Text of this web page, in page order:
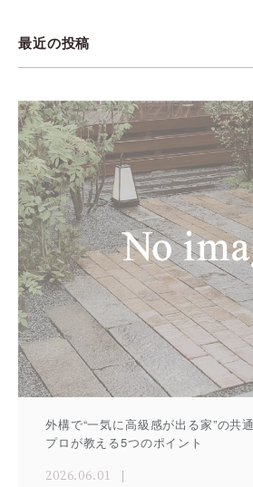
最近の投稿
外構で“一気に高級感が出る家”の共
プロが教える5つのポイント
2026.06.01